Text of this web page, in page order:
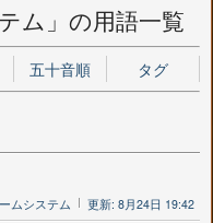
ム」の用語一覧
五十音順 タグ
ムシステム 更新: 8月24日 19:42